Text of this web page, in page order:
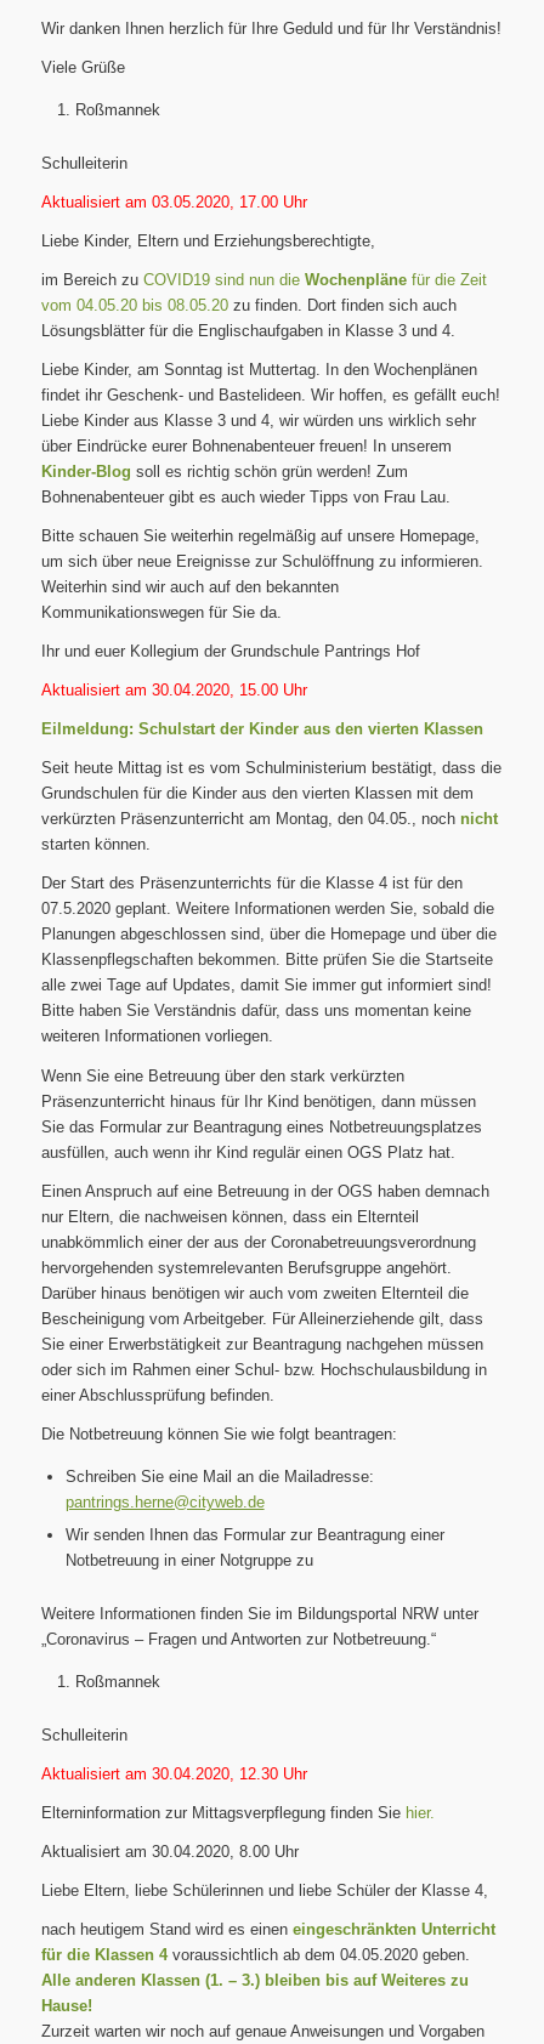
Wir danken Ihnen herzlich für Ihre Geduld und für Ihr Verständnis!
Viele Grüße
Roßmannek
Schulleiterin
Aktualisiert am 03.05.2020, 17.00 Uhr
Liebe Kinder, Eltern und Erziehungsberechtigte,
im Bereich zu COVID19 sind nun die Wochenplänefür die Zeit
vom 04.05.20 bis 08.05.20zu finden. Dort finden sich auch
Lösungsblätter für die Englischaufgaben in Klasse 3 und 4.
Liebe Kinder, am Sonntag ist Muttertag. In den Wochenplänen
findet ihr Geschenk- und Bastelideen. Wir hoffen, es gefällt euch!
Liebe Kinder aus Klasse 3 und 4, wir würden uns wirklich sehr
über Eindrücke eurer Bohnenabenteuer freuen! In unserem
Kinder-Blog soll es richtig schön grün werden! Zum
Bohnenabenteuer gibt es auch wieder Tipps von Frau Lau.
Bitte schauen Sie weiterhin regelmäßig auf unsere Homepage,
um sich über neue Ereignisse zur Schulöffnung zu informieren.
Weiterhin sind wir auch auf den bekannten
Kommunikationswegen für Sie da.
Ihr und euer Kollegium der Grundschule Pantrings Hof
Aktualisiert am 30.04.2020, 15.00 Uhr
Eilmeldung: Schulstart der Kinder aus den vierten Klassen
Seit heute Mittag ist es vom Schulministerium bestätigt, dass die
Grundschulen für die Kinder aus den vierten Klassen mit dem
verkürzten Präsenzunterricht am Montag, den 04.05., noch nicht
starten können.
Der Start des Präsenzunterrichts für die Klasse 4 ist für den
07.5.2020 geplant. Weitere Informationen werden Sie, sobald die
Planungen abgeschlossen sind, über die Homepage und über die
Klassenpflegschaften bekommen. Bitte prüfen Sie die Startseite
alle zwei Tage auf Updates, damit Sie immer gut informiert sind!
Bitte haben Sie Verständnis dafür, dass uns momentan keine
weiteren Informationen vorliegen.
Wenn Sie eine Betreuung über den stark verkürzten
Präsenzunterricht hinaus für Ihr Kind benötigen, dann müssen
Sie das Formular zur Beantragung eines Notbetreuungsplatzes
ausfüllen, auch wenn ihr Kind regulär einen OGS Platz hat.
Einen Anspruch auf eine Betreuung in der OGS haben demnach
nur Eltern, die nachweisen können, dass ein Elternteil
unabkömmlich einer der aus der Coronabetreuungsverordnung
hervorgehenden systemrelevanten Berufsgruppe angehört.
Darüber hinaus benötigen wir auch vom zweiten Elternteil die
Bescheinigung vom Arbeitgeber. Für Alleinerziehende gilt, dass
Sie einer Erwerbstätigkeit zur Beantragung nachgehen müssen
oder sich im Rahmen einer Schul- bzw. Hochschulausbildung in
einer Abschlussprüfung befinden.
Die Notbetreuung können Sie wie folgt beantragen:
Schreiben Sie eine Mail an die Mailadresse:
pantrings.herne@cityweb.de
Wir senden Ihnen das Formular zur Beantragung einer
Notbetreuung in einer Notgruppe zu
Weitere Informationen finden Sie im Bildungsportal NRW unter
„Coronavirus – Fragen und Antworten zur Notbetreuung.“
Roßmannek
Schulleiterin
Aktualisiert am 30.04.2020, 12.30 Uhr
Elterninformation zur Mittagsverpflegung finden Siehier.
Aktualisiert am 30.04.2020, 8.00 Uhr
Liebe Eltern, liebe Schülerinnen und liebe Schüler der Klasse 4,
nach heutigem Stand wird es einen eingeschränkten Unterricht
für die Klassen 4voraussichtlich ab dem 04.05.2020 geben.
Alle anderen Klassen (1. – 3.) bleiben bis auf Weiteres zu
Hause!
Zurzeit warten wir noch auf genaue Anweisungen und Vorgaben